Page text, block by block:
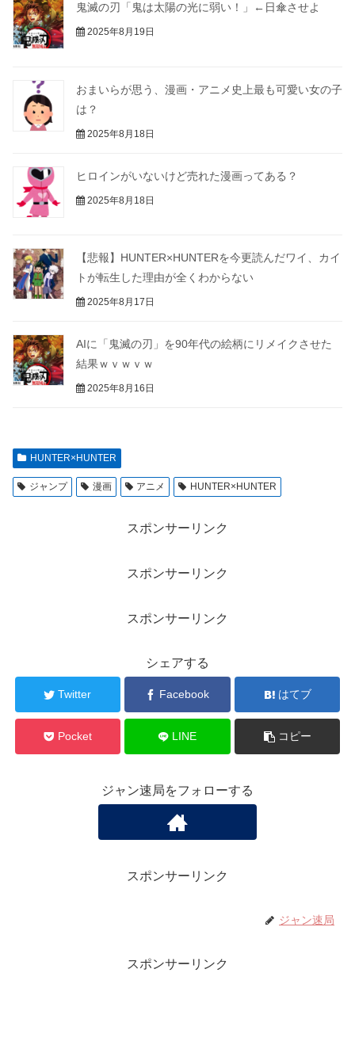
鬼滅の刃「鬼は太陽の光に弱い！」←日傘させよ
2025年8月19日
おまいらが思う、漫画・アニメ史上最も可愛い女の子
は？
2025年8月18日
ヒロインがいないけど売れた漫画ってある？
2025年8月18日
【悲報】HUNTER×HUNTERを今更読んだワイ、カイ
トが転生した理由が全くわからない
2025年8月17日
AIに「鬼滅の刃」を90年代の絵柄にリメイクさせた
結果ｗｖｗｖｗ
2025年8月16日
HUNTER×HUNTER
ジャンプ 漫画 アニメ HUNTER×HUNTER
スポンサーリンク
スポンサーリンク
スポンサーリンク
シェアする
Twitter Facebook はてブ
Pocket LINE コピー
ジャン速局をフォローする
スポンサーリンク
ジャン速局
スポンサーリンク